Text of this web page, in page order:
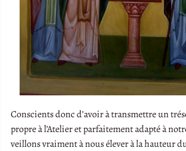
Conscients donc d’avoir à transmettre un
propre à l’Atelier et parfaitement adapté à
veillons vraiment à nous élever à la hauteur